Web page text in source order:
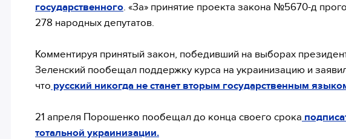
государственного . «За» принятие проекта закона №5670-д
278 народных депутатов.
Комментируя принятый закон, победивший на выборах
Зеленский пообещал поддержку курса на украинизацию и
что русский никогда не станет вторым государственным
21 апреля Порошенко пообещал до конца своего срока
тотальной украинизации.